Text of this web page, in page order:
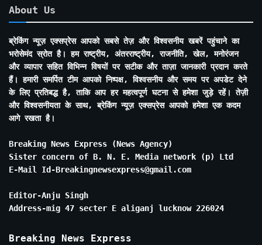
About Us
ब्रेकिंग न्यूज़ एक्सप्रेस आपको सबसे तेज़ और विश्वसनीय खबरें पहुंचाने का
भरोसेमंद स्रोत है। हम राष्ट्रीय, अंतरराष्ट्रीय, राजनीति, खेल, मनोरंजन
और व्यापार सहित विभिन्न विषयों पर सटीक और ताज़ा जानकारी प्रदान करते
हैं। हमारी समर्पित टीम आपको निष्पक्ष, विश्वसनीय और समय पर अपडेट देने
के लिए प्रतिबद्ध है, ताकि आप हर महत्वपूर्ण घटना से हमेशा जुड़े रहें। तेज़ी
और विश्वसनीयता के साथ, ब्रेकिंग न्यूज़ एक्सप्रेस आपको हमेशा एक कदम
आगे रखता है।
Breaking News Express (News Agency)
Sister concern of B. N. E. Media network (p) Ltd
E-Mail Id-Breakingnewsexpress@gmail.com
Editor-Anju Singh
Address-mig 47 secter E aliganj lucknow 226024
Breaking News Express